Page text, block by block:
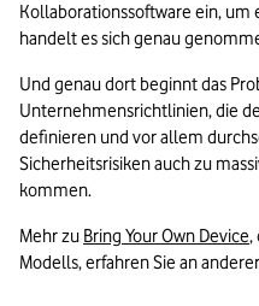
Kollaborationssoftware ein,
handelt es sich genau
Und genau dort beginnt das
Unternehmensrichtlinien, die
definieren und vor allem
Sicherheitsrisiken auch zu
kommen.
Mehr zu Bring Your Own Device,
Modells, erfahren Sie an